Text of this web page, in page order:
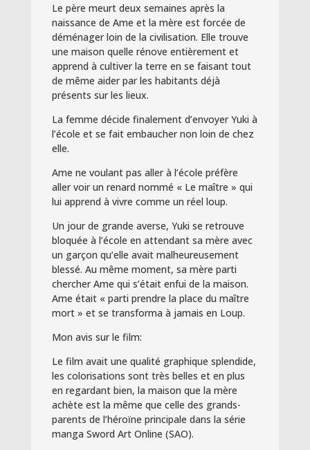
Le père meurt deux semaines après la
naissance de Ame et la mère est forcée de
déménager loin de la civilisation. Elle trouve
une maison quelle rénove entièrement et
apprend à cultiver la terre en se faisant tout
de même aider par les habitants déjà
présents sur les lieux.
La femme décide finalement d’envoyer Yuki à
l’école et se fait embaucher non loin de chez
elle.
Ame ne voulant pas aller à l’école préfère
aller voir un renard nommé « Le maître » qui
lui apprend à vivre comme un réel loup.
Un jour de grande averse, Yuki se retrouve
bloquée à l’école en attendant sa mère avec
un garçon qu’elle avait malheureusement
blessé. Au même moment, sa mère parti
chercher Ame qui s’était enfui de la maison.
Ame était « parti prendre la place du maître
mort » et se transforma à jamais en Loup.
Mon avis sur le film:
Le film avait une qualité graphique splendide,
les colorisations sont très belles et en plus
en regardant bien, la maison que la mère
achète est la même que celle des grands-
parents de l’héroïne principale dans la série
manga Sword Art Online (SAO).